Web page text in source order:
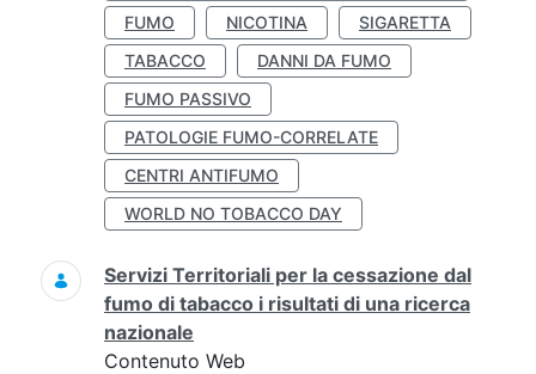
FUMO
NICOTINA
SIGARETTA
TABACCO
DANNI DA FUMO
FUMO PASSIVO
PATOLOGIE FUMO-CORRELATE
CENTRI ANTIFUMO
WORLD NO TOBACCO DAY
Servizi Territoriali per la cessazione dal
fumo di tabacco i risultati di una ricerca
nazionale
Contenuto Web